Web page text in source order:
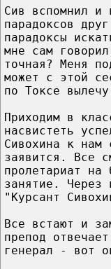
Сив вспомнил и
парадоксов
парадоксы
мне сам
точная? Меня
может с этой
по Токсе
Приходим в
насвистеть
Сивохина к нам
заявится. Все
пролетариат на
занятие. Через
"Курсант
Все встают и
препод
генерал - вот